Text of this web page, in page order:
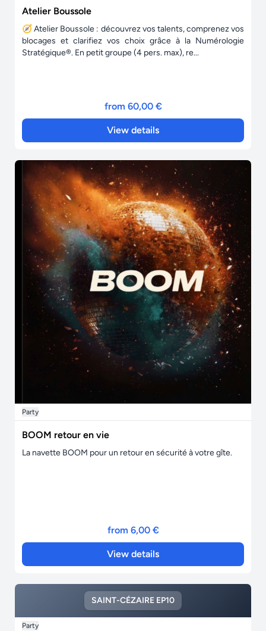
Atelier Boussole
🧭 Atelier Boussole : découvrez vos talents, comprenez vos
blocages et clarifiez vos choix grâce à la Numérologie
Stratégique®. En petit groupe (4 pers. max), re...
from 60,00 €
View details
Party
BOOM retour en vie
La navette BOOM pour un retour en sécurité à votre gîte.
from 6,00 €
View details
SAINT-CÉZAIRE EP10
Party